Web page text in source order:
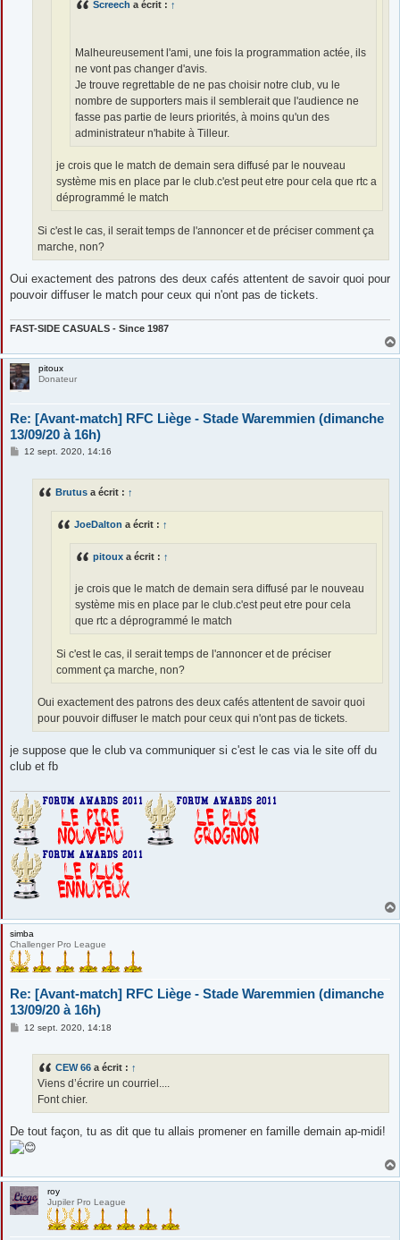
Screech a écrit : ↑
Malheureusement l'ami, une fois la programmation actée, ils
ne vont pas changer d'avis.
Je trouve regrettable de ne pas choisir notre club, vu le
nombre de supporters mais il semblerait que l'audience ne
fasse pas partie de leurs priorités, à moins qu'un des
administrateur n'habite à Tilleur.
je crois que le match de demain sera diffusé par le nouveau
système mis en place par le club.c'est peut etre pour cela que rtc a
déprogrammé le match
Si c'est le cas, il serait temps de l'annoncer et de préciser comment ça
marche, non?
Oui exactement des patrons des deux cafés attentent de savoir quoi pour
pouvoir diffuser le match pour ceux qui n'ont pas de tickets.
FAST-SIDE CASUALS - Since 1987
pitoux
Donateur
Re: [Avant-match] RFC Liège - Stade Waremmien (dimanche
13/09/20 à 16h)
M
12 sept. 2020, 14:16
Brutus a écrit : ↑
JoeDalton a écrit : ↑
pitoux a écrit : ↑
je crois que le match de demain sera diffusé par le nouveau
système mis en place par le club.c'est peut etre pour cela
que rtc a déprogrammé le match
Si c'est le cas, il serait temps de l'annoncer et de préciser
comment ça marche, non?
Oui exactement des patrons des deux cafés attentent de savoir quoi
pour pouvoir diffuser le match pour ceux qui n'ont pas de tickets.
je suppose que le club va communiquer si c'est le cas via le site off du
club et fb
simba
Challenger Pro League
Re: [Avant-match] RFC Liège - Stade Waremmien (dimanche
13/09/20 à 16h)
M12 sept. 2020, 14:18
CEW 66 a écrit : ↑
Viens d’écrire un courriel....
Font chier.
De tout façon, tu as dit que tu allais promener en famille demain ap-midi!
roy
Jupiler Pro League